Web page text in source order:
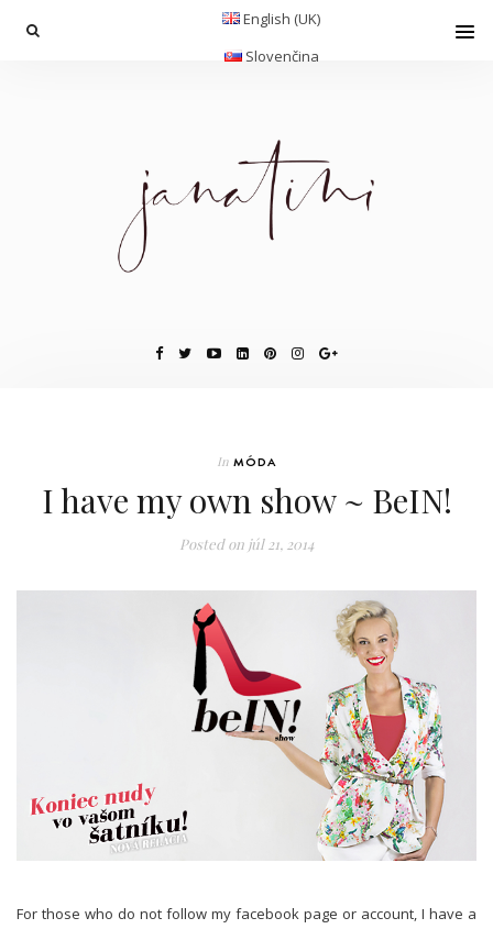
English (UK)
Slovenčina
In MÓDA
I have my own show ~ BeIN!
Posted on júl 21, 2014
For those who do not follow my facebook page or account, I have a